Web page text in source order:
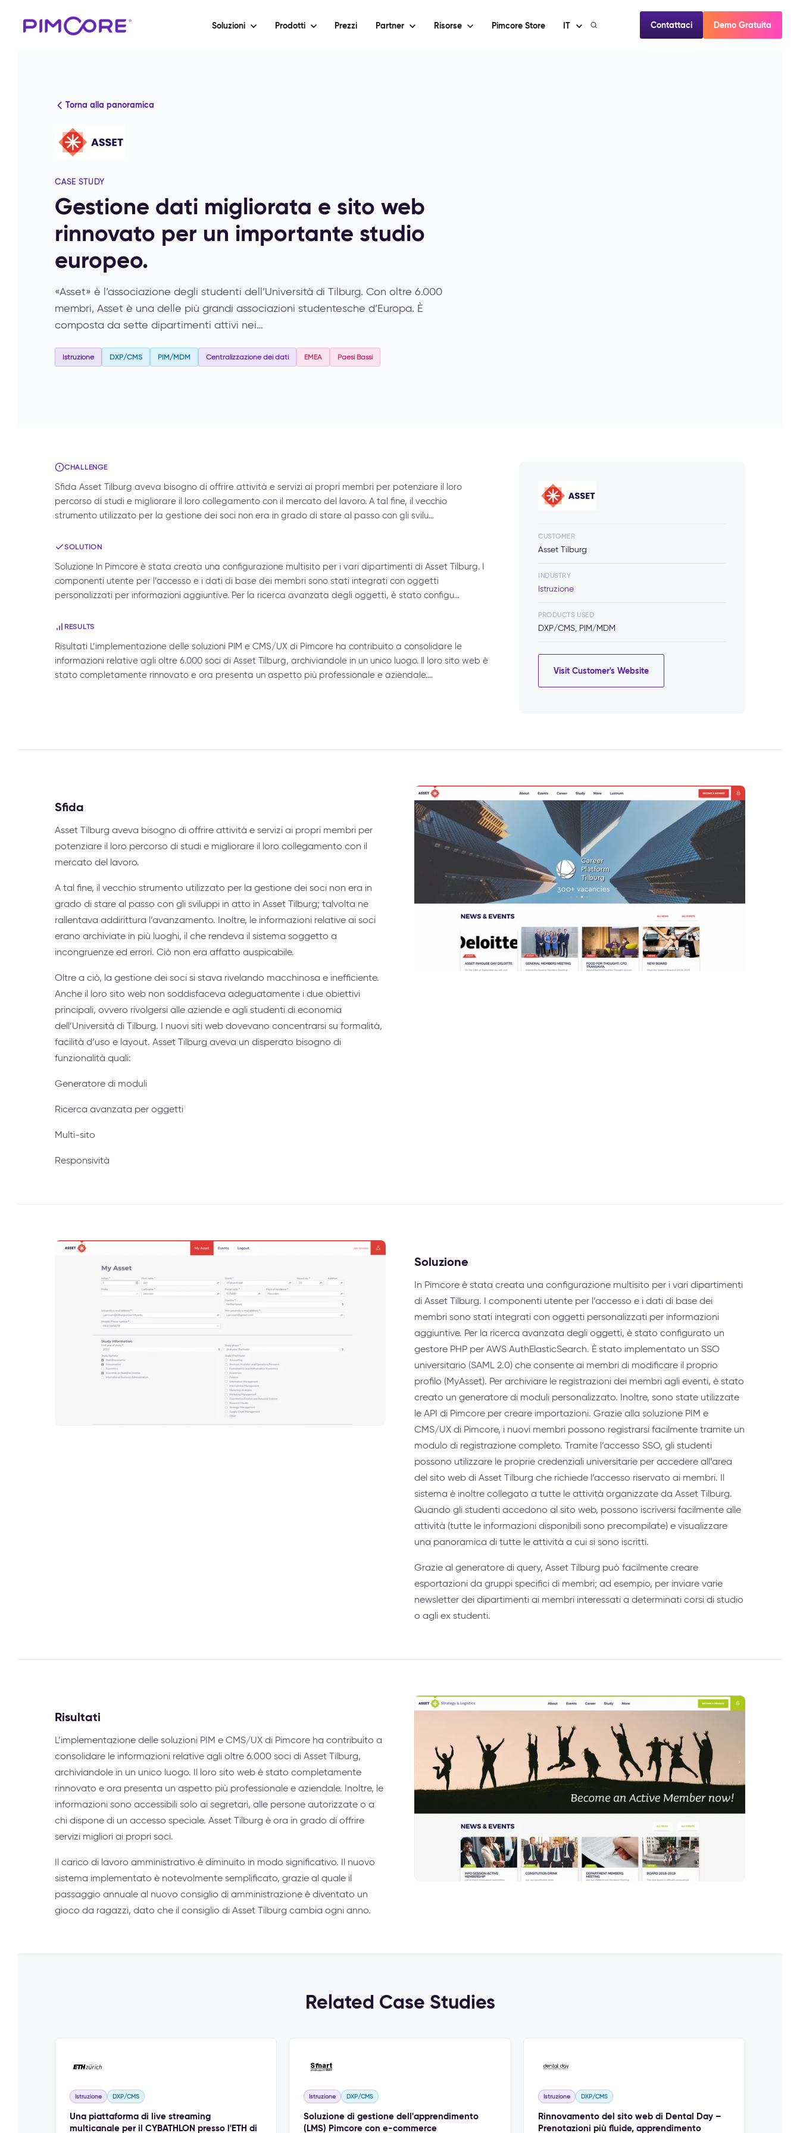
Soluzioni Prodotti Prezzi Partner Risorse Pimcore Store IT Contattaci Demo Gratuita
Torna alla panoramica
CASE STUDY
Gestione dati migliorata e sito web
rinnovato per un importante studio
europeo.
«Asset» è l’associazione degli studenti dell’Università di Tilburg. Con oltre 6.000
membri, Asset è una delle più grandi associazioni studentesche d’Europa. È
composta da sette dipartimenti attivi nei…
Istruzione DXP/CMS PIM/MDM Centralizzazione dei dati EMEA Paesi Bassi
CHALLENGE
Sfida Asset Tilburg aveva bisogno di offrire attività e servizi ai propri membri per potenziare il loro
percorso di studi e migliorare il loro collegamento con il mercato del lavoro. A tal fine, il vecchio
strumento utilizzato per la gestione dei soci non era in grado di stare al passo con gli svilu…
SOLUTION
Soluzione In Pimcore è stata creata una configurazione multisito per i vari dipartimenti di Asset Tilburg. I
componenti utente per l’accesso e i dati di base dei membri sono stati integrati con oggetti
personalizzati per informazioni aggiuntive. Per la ricerca avanzata degli oggetti, è stato configu…
RESULTS
Risultati L’implementazione delle soluzioni PIM e CMS/UX di Pimcore ha contribuito a consolidare le
informazioni relative agli oltre 6.000 soci di Asset Tilburg, archiviandole in un unico luogo. Il loro sito web è
stato completamente rinnovato e ora presenta un aspetto più professionale e aziendale.…
CUSTOMER
Asset Tilburg
INDUSTRY
Istruzione
PRODUCTS USED
DXP/CMS, PIM/MDM
Visit Customer's Website
Sfida
Asset Tilburg aveva bisogno di offrire attività e servizi ai propri membri per
potenziare il loro percorso di studi e migliorare il loro collegamento con il
mercato del lavoro.
A tal fine, il vecchio strumento utilizzato per la gestione dei soci non era in
grado di stare al passo con gli sviluppi in atto in Asset Tilburg; talvolta ne
rallentava addirittura l’avanzamento. Inoltre, le informazioni relative ai soci
erano archiviate in più luoghi, il che rendeva il sistema soggetto a
incongruenze ed errori. Ciò non era affatto auspicabile.
Oltre a ciò, la gestione dei soci si stava rivelando macchinosa e inefficiente.
Anche il loro sito web non soddisfaceva adeguatamente i due obiettivi
principali, ovvero rivolgersi alle aziende e agli studenti di economia
dell’Università di Tilburg. I nuovi siti web dovevano concentrarsi su formalità,
facilità d’uso e layout. Asset Tilburg aveva un disperato bisogno di
funzionalità quali:
Generatore di moduli
Ricerca avanzata per oggetti
Multi-sito
Responsività
Soluzione
In Pimcore è stata creata una configurazione multisito per i vari dipartimenti
di Asset Tilburg. I componenti utente per l’accesso e i dati di base dei
membri sono stati integrati con oggetti personalizzati per informazioni
aggiuntive. Per la ricerca avanzata degli oggetti, è stato configurato un
gestore PHP per AWS AuthElasticSearch. È stato implementato un SSO
universitario (SAML 2.0) che consente ai membri di modificare il proprio
profilo (MyAsset). Per archiviare le registrazioni dei membri agli eventi, è stato
creato un generatore di moduli personalizzato. Inoltre, sono state utilizzate
le API di Pimcore per creare importazioni. Grazie alla soluzione PIM e
CMS/UX di Pimcore, i nuovi membri possono registrarsi facilmente tramite un
modulo di registrazione completo. Tramite l’accesso SSO, gli studenti
possono utilizzare le proprie credenziali universitarie per accedere all’area
del sito web di Asset Tilburg che richiede l’accesso riservato ai membri. Il
sistema è inoltre collegato a tutte le attività organizzate da Asset Tilburg.
Quando gli studenti accedono al sito web, possono iscriversi facilmente alle
attività (tutte le informazioni disponibili sono precompilate) e visualizzare
una panoramica di tutte le attività a cui si sono iscritti.
Grazie al generatore di query, Asset Tilburg può facilmente creare
esportazioni da gruppi specifici di membri; ad esempio, per inviare varie
newsletter dei dipartimenti ai membri interessati a determinati corsi di studio
o agli ex studenti.
Risultati
L’implementazione delle soluzioni PIM e CMS/UX di Pimcore ha contribuito a
consolidare le informazioni relative agli oltre 6.000 soci di Asset Tilburg,
archiviandole in un unico luogo. Il loro sito web è stato completamente
rinnovato e ora presenta un aspetto più professionale e aziendale. Inoltre, le
informazioni sono accessibili solo ai segretari, alle persone autorizzate o a
chi dispone di un accesso speciale. Asset Tilburg è ora in grado di offrire
servizi migliori ai propri soci.
Il carico di lavoro amministrativo è diminuito in modo significativo. Il nuovo
sistema implementato è notevolmente semplificato, grazie al quale il
passaggio annuale al nuovo consiglio di amministrazione è diventato un
gioco da ragazzi, dato che il consiglio di Asset Tilburg cambia ogni anno.
Related Case Studies
Istruzione DXP/CMS
Una piattaforma di live streaming
multicanale per il CYBATHLON presso l'ETH di
Istruzione DXP/CMS
Soluzione di gestione dell'apprendimento
(LMS) Pimcore con e-commerce
Istruzione DXP/CMS
Rinnovamento del sito web di Dental Day –
Prenotazioni più fluide, apprendimento